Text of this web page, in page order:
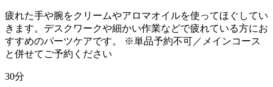
疲れた手や腕をクリームやアロマオイルを使ってほぐしてい
きます。デスクワークや細かい作業などで疲れている方にお
すすめのパーツケアです。 ※単品予約不可／メインコース
と併せてご予約ください
30分